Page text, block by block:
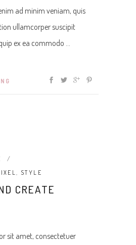
ad minim veniam, quis
ullamcorper suscipit
ex ea commodo
STYLE
CREATE
sit amet, consectetuer